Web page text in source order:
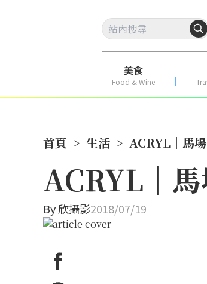
美食
Food & Wine
首頁 > 生活 > ACRYL｜馬
ACRYL｜
By欣攝影2018/07/19